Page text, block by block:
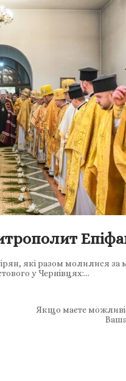
які разом молилися
у Чернівцях:…
Якщо маєте